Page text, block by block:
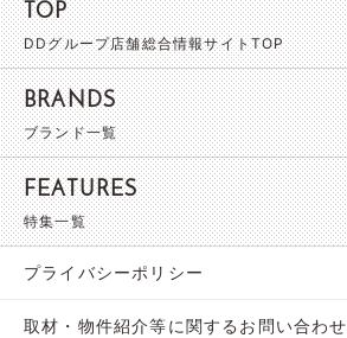
TOP
DDグループ店舗総合情報サイトTOP
BRANDS
ブランド一覧
FEATURES
特集一覧
プライバシーポリシー
取材・物件紹介等に関するお問い合わせ